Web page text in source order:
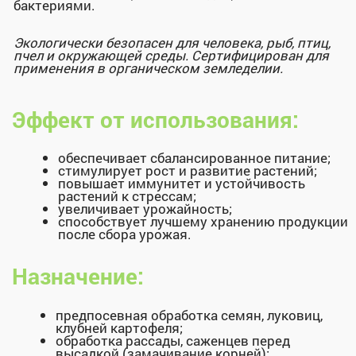
Рекомендованные нормы
расхода:
микроорганизмов, г/л: K2О-3,6; P2О5-2,0; Fe-
0,5; B-0,35; Mg-0,23; Mn-0,5; Cu-0,1; Mo-0,1; Zn-
0,07;
аминокислоты (более 16 видов), витамины
группы В, янтарная кислота.
Объем колпачка флакона: 15 мл
Удобрение Гроухелп® можно применять как
Раствор биопрепарата использовать в течение
Хранить биопрепарат в герметичной упаковке, в
сухом, защищенном от света месте.
Гарантийный срок хранения:3 года с даты
изготовления при температуре от 0 °С до 20 °С